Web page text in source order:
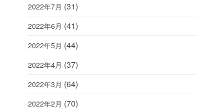
2022年7月 (31)
2022年6月 (41)
2022年5月 (44)
2022年4月 (37)
2022年3月 (64)
2022年2月 (70)